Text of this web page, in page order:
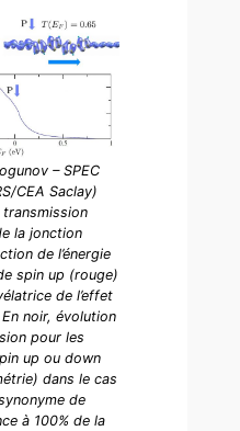
– SPEC
CEA Saclay)
la jonction
de l’énergie
spin up (rouge)
de l’effet
noir, évolution
pour les
up ou down
dans le cas
de
à 100% de la